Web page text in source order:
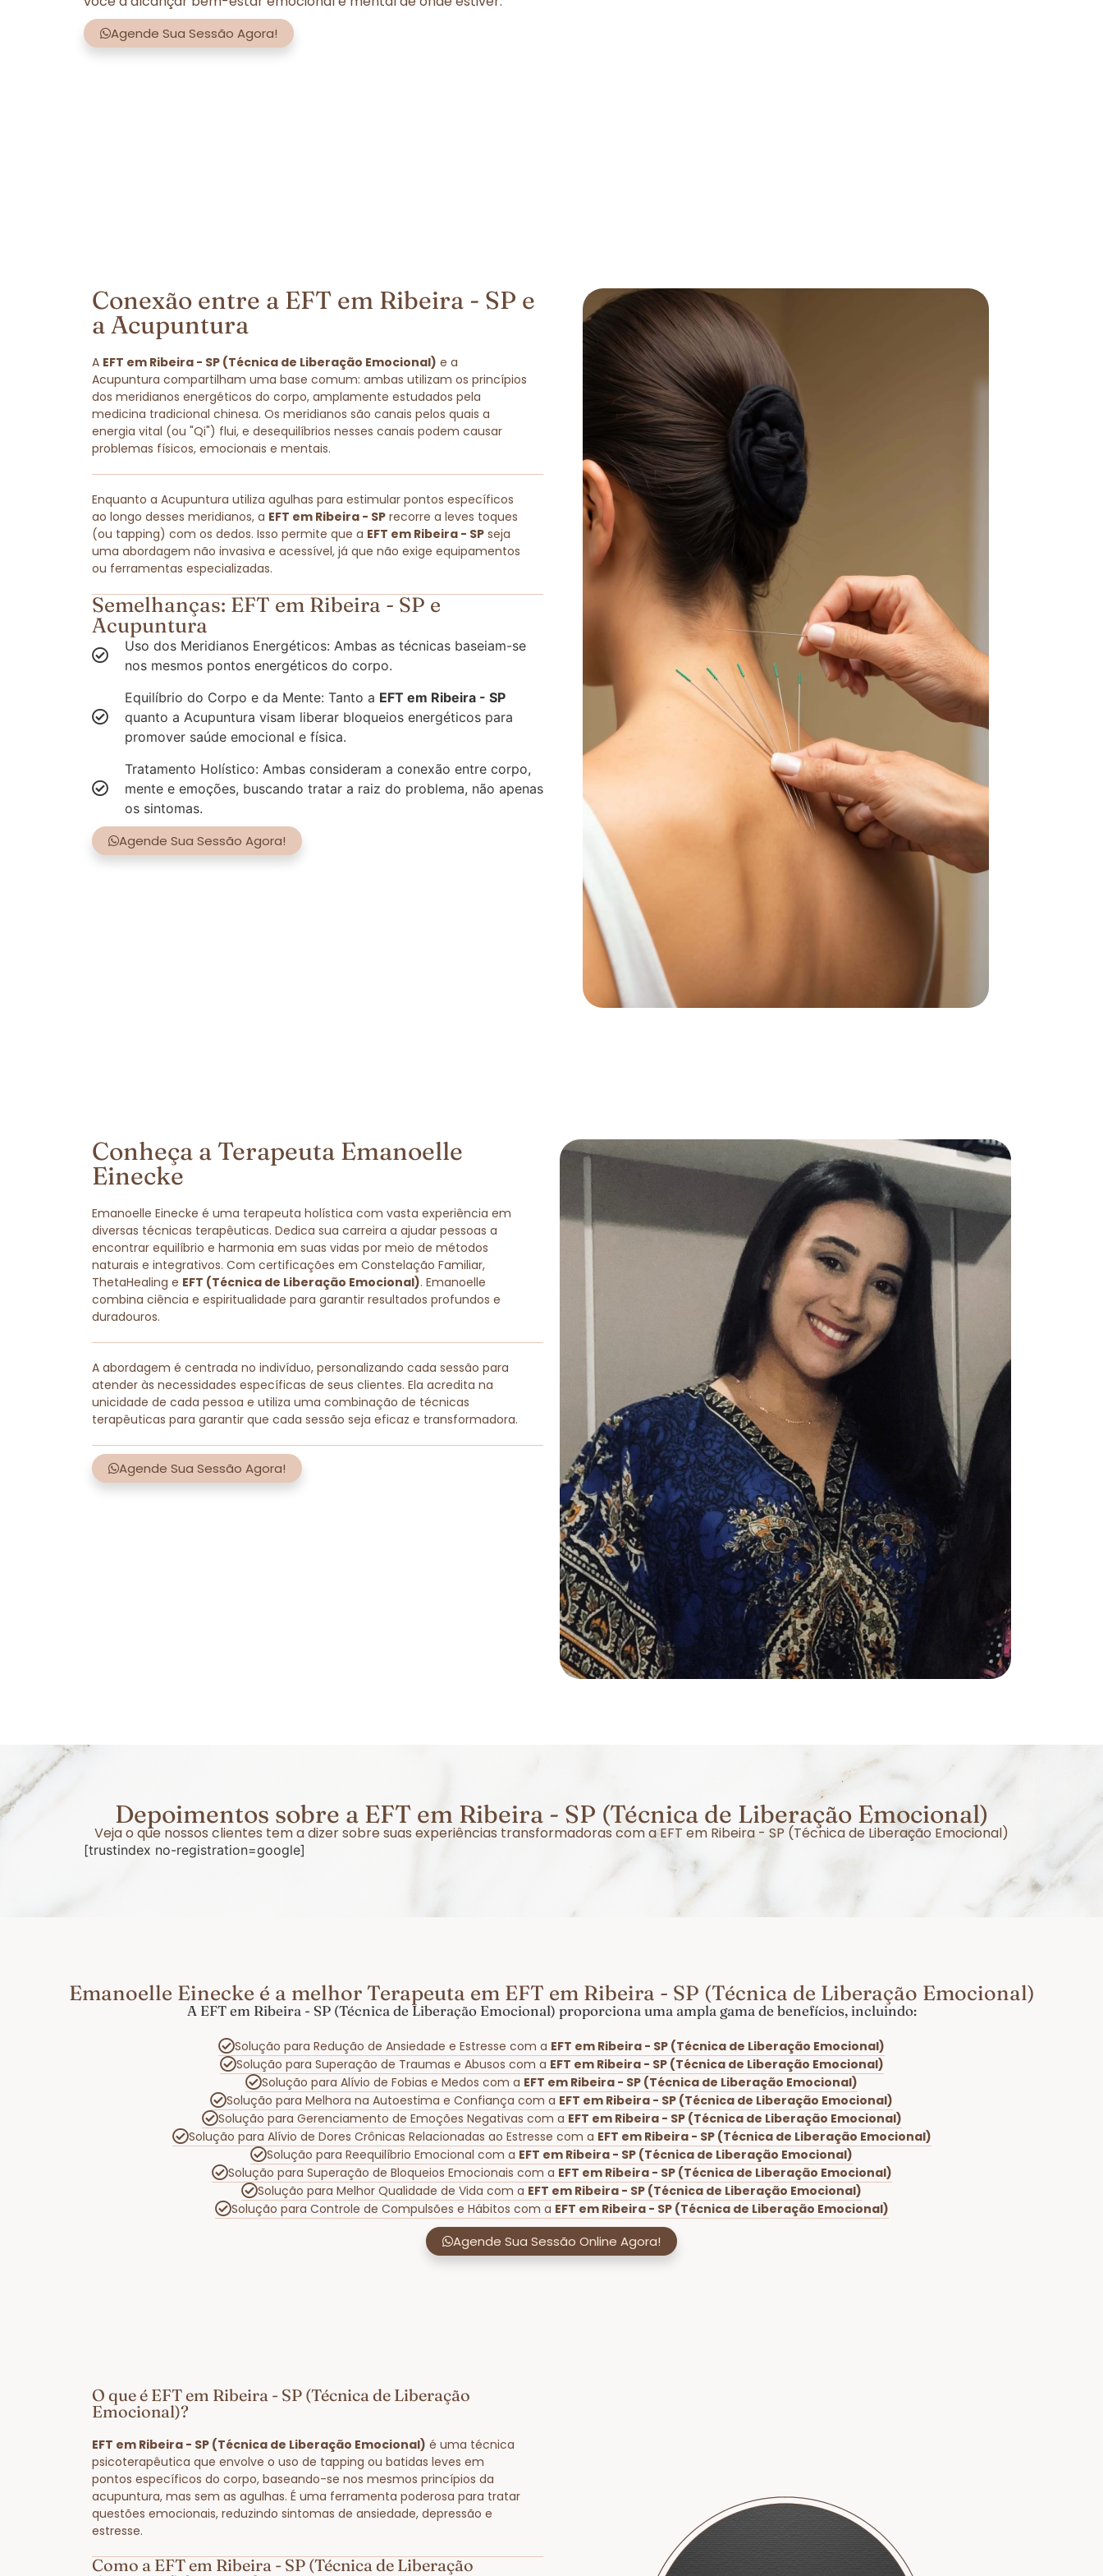
Agende Sua Sessão Agora!
Conexão entre a EFT em Ribeira - SP e
a Acupuntura
A EFT em Ribeira - SP (Técnica de Liberação Emocional) e a
Acupuntura compartilham uma base comum: ambas utilizam os princípios
dos meridianos energéticos do corpo, amplamente estudados pela
medicina tradicional chinesa. Os meridianos são canais pelos quais a
energia vital (ou "Qi") flui, e desequilíbrios nesses canais podem causar
problemas físicos, emocionais e mentais.
Enquanto a Acupuntura utiliza agulhas para estimular pontos específicos
ao longo desses meridianos, a EFT em Ribeira - SP recorre a leves toques
(ou tapping) com os dedos. Isso permite que a EFT em Ribeira - SP seja
uma abordagem não invasiva e acessível, já que não exige equipamentos
ou ferramentas especializadas.
Semelhanças: EFT em Ribeira - SP e
Acupuntura
Uso dos Meridianos Energéticos: Ambas as técnicas baseiam-se
nos mesmos pontos energéticos do corpo.
Equilíbrio do Corpo e da Mente: Tanto a EFT em Ribeira - SP
quanto a Acupuntura visam liberar bloqueios energéticos para
promover saúde emocional e física.
Tratamento Holístico: Ambas consideram a conexão entre corpo,
mente e emoções, buscando tratar a raiz do problema, não apenas
os sintomas.
Agende Sua Sessão Agora!
Conheça a Terapeuta Emanoelle
Einecke
Emanoelle Einecke é uma terapeuta holística com vasta experiência em
diversas técnicas terapêuticas. Dedica sua carreira a ajudar pessoas a
encontrar equilíbrio e harmonia em suas vidas por meio de métodos
naturais e integrativos. Com certificações em Constelação Familiar,
ThetaHealing e EFT (Técnica de Liberação Emocional). Emanoelle
combina ciência e espiritualidade para garantir resultados profundos e
duradouros.
A abordagem é centrada no indivíduo, personalizando cada sessão para
atender às necessidades específicas de seus clientes. Ela acredita na
unicidade de cada pessoa e utiliza uma combinação de técnicas
terapêuticas para garantir que cada sessão seja eficaz e transformadora.
Agende Sua Sessão Agora!
Depoimentos sobre a EFT em Ribeira - SP (Técnica de Liberação Emocional)
Veja o que nossos clientes tem a dizer sobre suas experiências transformadoras com a EFT em Ribeira - SP (Técnica de Liberação Emocional)
[trustindex no-registration=google]
Emanoelle Einecke é a melhor Terapeuta em EFT em Ribeira - SP (Técnica de Liberação Emocional)
A EFT em Ribeira - SP (Técnica de Liberação Emocional) proporciona uma ampla gama de benefícios, incluindo:
Solução para Redução de Ansiedade e Estresse com a EFT em Ribeira - SP (Técnica de Liberação Emocional)
Solução para Superação de Traumas e Abusos com a EFT em Ribeira - SP (Técnica de Liberação Emocional)
Solução para Alívio de Fobias e Medos com a EFT em Ribeira - SP (Técnica de Liberação Emocional)
Solução para Melhora na Autoestima e Confiança com a EFT em Ribeira - SP (Técnica de Liberação Emocional)
Solução para Gerenciamento de Emoções Negativas com a EFT em Ribeira - SP (Técnica de Liberação Emocional)
Solução para Alívio de Dores Crônicas Relacionadas ao Estresse com a EFT em Ribeira - SP (Técnica de Liberação Emocional)
Solução para Reequilíbrio Emocional com a EFT em Ribeira - SP (Técnica de Liberação Emocional)
Solução para Superação de Bloqueios Emocionais com a EFT em Ribeira - SP (Técnica de Liberação Emocional)
Solução para Melhor Qualidade de Vida com a EFT em Ribeira - SP (Técnica de Liberação Emocional)
Solução para Controle de Compulsões e Hábitos com a EFT em Ribeira - SP (Técnica de Liberação Emocional)
Agende Sua Sessão Online Agora!
O que é EFT em Ribeira - SP (Técnica de Liberação
Emocional)?
EFT em Ribeira - SP (Técnica de Liberação Emocional) é uma técnica
psicoterapêutica que envolve o uso de tapping ou batidas leves em
pontos específicos do corpo, baseando-se nos mesmos princípios da
acupuntura, mas sem as agulhas. É uma ferramenta poderosa para tratar
questões emocionais, reduzindo sintomas de ansiedade, depressão e
estresse.
Como a EFT em Ribeira - SP (Técnica de Liberação